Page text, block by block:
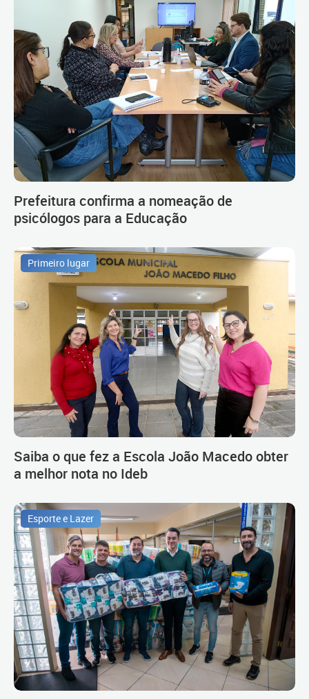
Prefeitura confirma a nomeação de
psicólogos para a Educação
Primeiro lugar
Saiba o que fez a Escola João Macedo obter
a melhor nota no Ideb
Esporte e Lazer